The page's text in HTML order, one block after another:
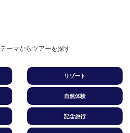
テーマからツアーを探す
リゾート
自然体験
記念旅行